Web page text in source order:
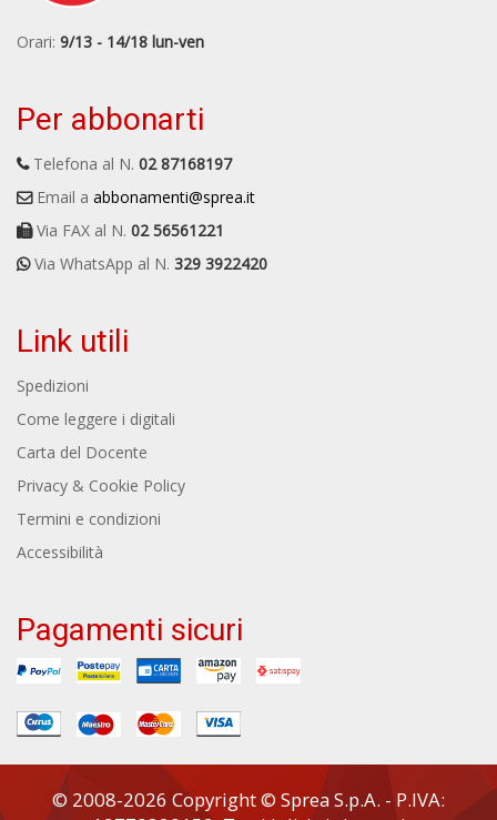
Orari: 9/13 - 14/18 lun-ven
Per abbonarti
Telefona al N. 02 87168197
Email a abbonamenti@sprea.it
Via FAX al N. 02 56561221
Via WhatsApp al N. 329 3922420
Link utili
Spedizioni
Come leggere i digitali
Carta del Docente
Privacy & Cookie Policy
Termini e condizioni
Accessibilità
Pagamenti sicuri
© 2008-2026 Copyright © Sprea S.p.A. - P.IVA: